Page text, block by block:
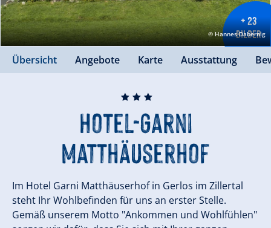
© Hannes Dabernig
+ 23
BILDER
Übersicht Angebote Karte Ausstattung
🞙 🞙 🞙
Hotel-Garni
Matthäuserhof
Im Hotel Garni Matthäuserhof in Gerlos im Zillertal
steht Ihr Wohlbefinden für uns an erster Stelle.
Gemäß unserem Motto "Ankommen und Wohlfühlen"